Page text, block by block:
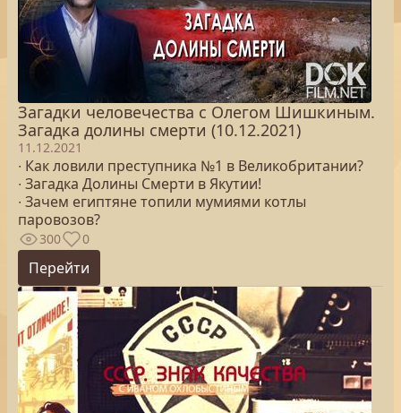
Загадки человечества с Олегом Шишкиным.
Загадка долины смерти (10.12.2021)
11.12.2021
∙ Как ловили преступника №1 в Великобритании?
∙ Загадка Долины Смерти в Якутии!
∙ Зачем египтяне топили мумиями котлы
паровозов?
300 0
Перейти